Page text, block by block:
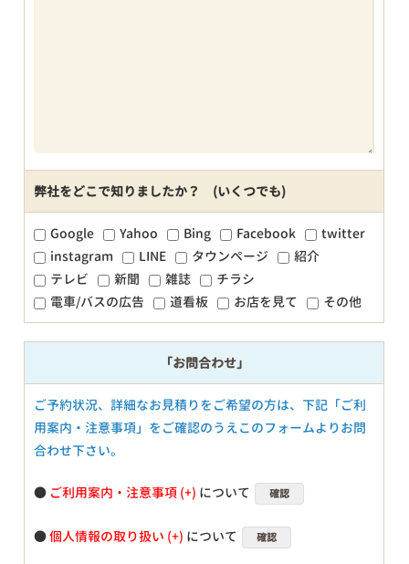
弊社をどこで知りましたか？ (いくつでも)
Google Yahoo Bing Facebook
twitter
instagram
LINE タウンページ
紹介
テレビ
新聞 雑誌
チラシ
電車/バスの広告
道看板 お店を見て その他
「お問合わせ」
ご予約状況、詳細なお見積りをご希望の方は、下記「ご利
用案内・注意事項」をご確認のうえこのフォームよりお問
合わせ下さい。
● ご利用案内・注意事項 について 確認
●個人情報の取り扱い について 確認